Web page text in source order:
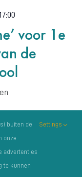
voor 1e
de
buiten de
onze
advertenties
te kunnen
Settings